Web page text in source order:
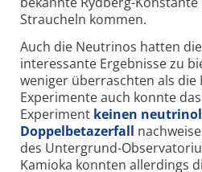
Straucheln kommen.
Auch die Neutrinos hatten
interessante Ergebnisse zu
weniger überraschten als die
Experimente auch konnte
Experiment keinen
Doppelbetazerfall
des Untergrund-
Kamioka konnten allerdings